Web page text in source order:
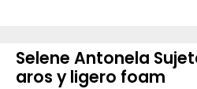
Selene Antonela
aros y ligero foam